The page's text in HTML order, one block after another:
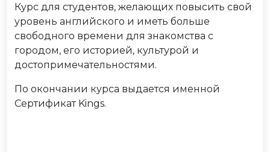
Курс для студентов, желающих повысить свой
уровень английского и иметь больше
свободного времени для знакомства с
городом, его историей, культурой и
достопримечательностями.
По окончании курса выдается именной
Сертификат Kings.